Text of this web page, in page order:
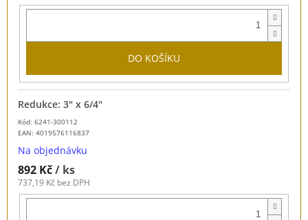
DO KOŠÍKU
Kód: 6241-300112
EAN: 4019576116837
Redukce: 3" x 6/4"
Na objednávku
892 Kč/ ks
737,19 Kč bez DPH